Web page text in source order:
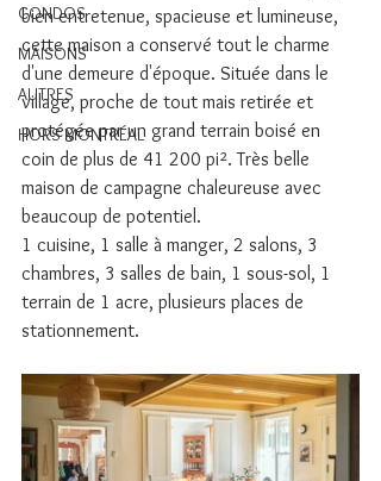
CONDOS
MAISONS
AUTRES
HORS MONTRÉAL
bien entretenue, spacieuse et lumineuse,
cette maison a conservé tout le charme
d'une demeure d'époque. Située dans le
village, proche de tout mais retirée et
protégée par un grand terrain boisé en
coin de plus de 41 200 pi². Très belle
maison de campagne chaleureuse avec
beaucoup de potentiel.
1 cuisine, 1 salle à manger, 2 salons, 3
chambres, 3 salles de bain, 1 sous-sol, 1
terrain de 1 acre, plusieurs places de
stationnement.